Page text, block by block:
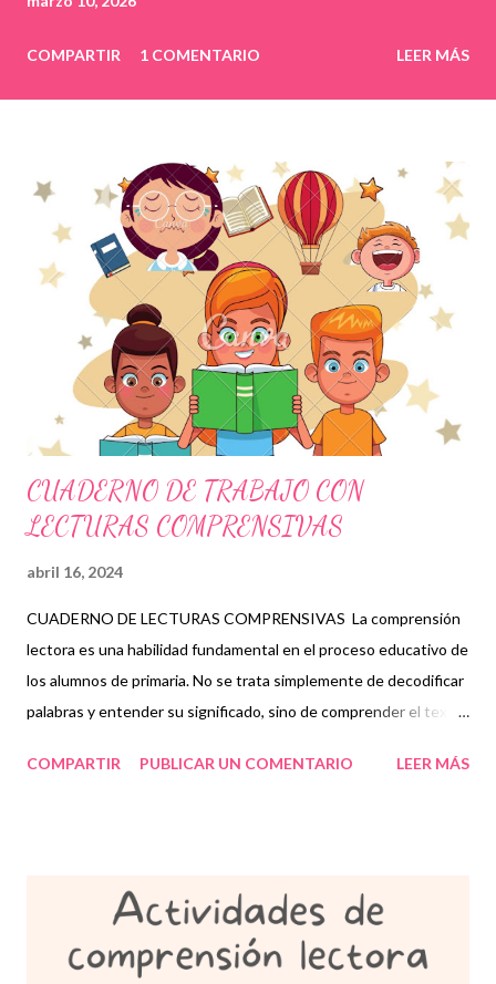
COMPARTIR 1 COMENTARIO LEER MÁS
CUADERNO DE TRABAJO CON
LECTURAS COMPRENSIVAS
abril 16, 2024
CUADERNO DE LECTURAS COMPRENSIVAS La comprensión
lectora es una habilidad fundamental en el proceso educativo de
los alumnos de primaria. No se trata simplemente de decodificar
palabras y entender su significado, sino de comprender el texto
relevantes. Es un proceso cognitivo complejo que involucra
académico y personal. En primer lugar, una sólida comprensión
lectora es la base para el éxito en todas las áreas del
conocimiento. Desde las matemáticas hasta las ciencias
COMPARTIR PUBLICAR UN COMENTARIO LEER MÁS